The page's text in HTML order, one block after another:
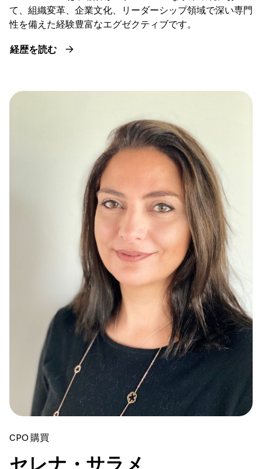
て、組織変革、企業文化、リーダーシップ領域で深い専門
性を備えた経験豊富なエグゼクティブです。
経歴を読む
CPO 購買
セレナ・サラメ